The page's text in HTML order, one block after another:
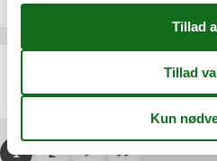
7 personer
6 personer
1 2 > >>